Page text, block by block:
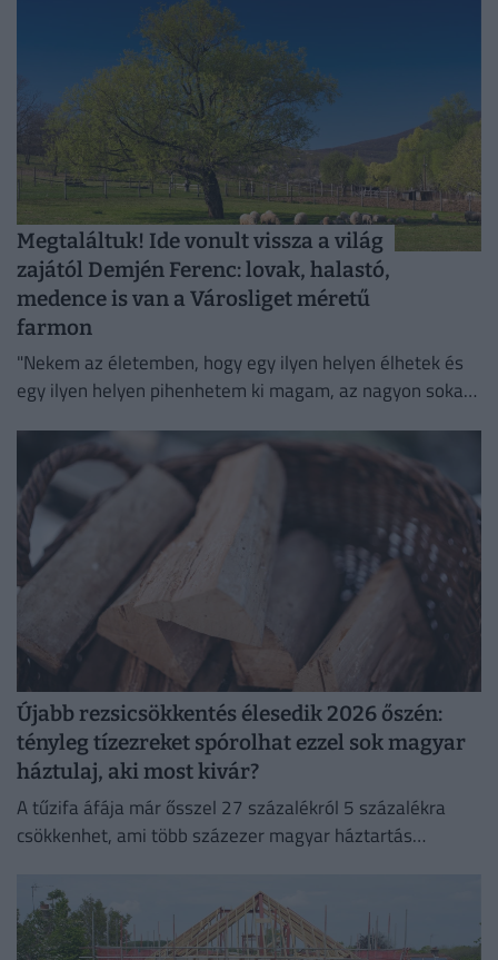
Megtaláltuk! Ide vonult vissza a világ
zajától Demjén Ferenc: lovak, halastó,
medence is van a Városliget méretű
farmon
"Nekem az életemben, hogy egy ilyen helyen élhetek és
egy ilyen helyen pihenhetem ki magam, az nagyon sokat
természetbe."
Újabb rezsicsökkentés élesedik 2026 őszén:
tényleg tízezreket spórolhat ezzel sok magyar
háztulaj, aki most kivár?
A tűzifa áfája már ősszel 27 százalékról 5 százalékra
csökkenhet, ami több százezer magyar háztartás